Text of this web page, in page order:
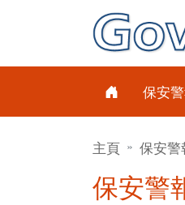
保安
主頁 保安警
保安警